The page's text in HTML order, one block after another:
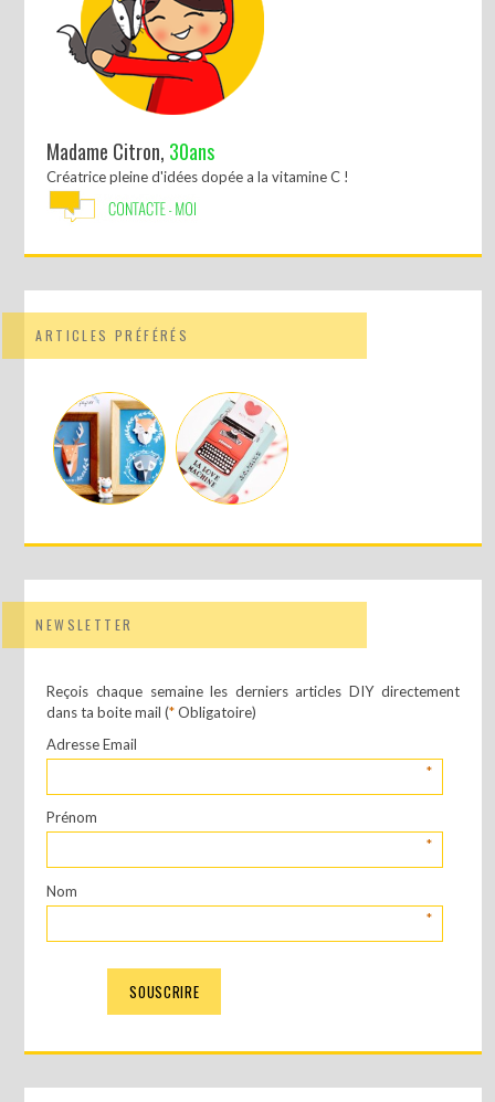
Madame Citron, 30ans
Créatrice pleine d'idées dopée a la vitamine C !
ARTICLES PRÉFÉRÉS
NEWSLETTER
Reçois chaque semaine les derniers articles DIY directement
dans ta boite mail (*Obligatoire)
Adresse Email
*
Prénom
*
Nom
*